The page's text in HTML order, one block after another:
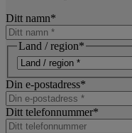
Ditt namn*
Land / region*
Din e-postadress*
Ditt telefonnummer*